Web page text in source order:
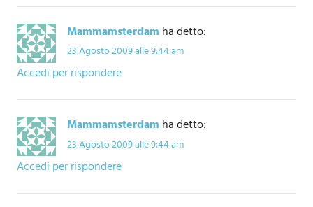
Mammamsterdam ha detto:
23 Agosto 2009 alle 9:44 am
Accedi per rispondere
Mammamsterdam ha detto:
23 Agosto 2009 alle 9:44 am
Accedi per rispondere